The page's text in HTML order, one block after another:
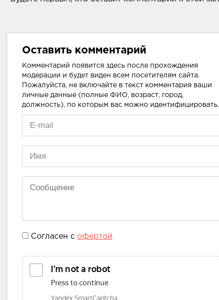
Оставить комментарий
Комментарий появится здесь после прохождения
модерации и будет виден всем посетителям сайта.
Пожалуйста, не включайте в текст комментария ваши
личные данные (полные ФИО, возраст, город,
должность), по которым вас можно идентифицировать.
Согласен с офертой